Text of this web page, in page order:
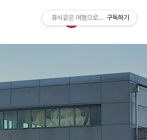
휴식같은 여행으로의 초대구독하기